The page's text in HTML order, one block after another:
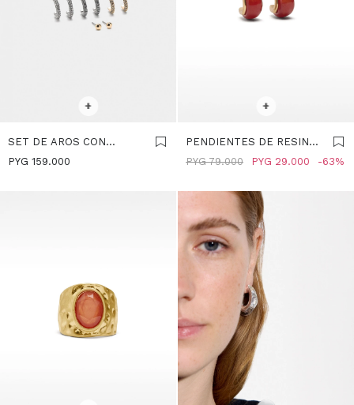
+
SET DE AROS CON
CIRCONITAS - GRIS
PYG 159.000
+
PENDIENTES DE RESINA
- GRIS
PYG 29.000
PYG 79.000 63
SELECCIONAR TALLE